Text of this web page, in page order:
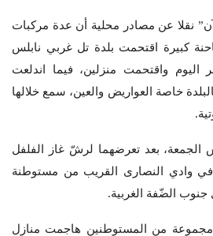
نقلا عن مصادر محلية أن عدة مركبات
كبيرة اقتحمت بلدة تل غربي نابلس
واقتحمت منزلين، فيما اندلعت
خاصة العواريض والعين، سمع خلالها
بعد تعرضهما لرشّ غاز الفلفل
وادي النصارى القريب من مستوطنة
جنوب الضّفة الغربية.
من المستوطنين هاجمت منازل